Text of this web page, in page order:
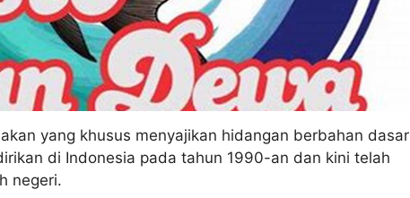
yang khusus menyajikan hidangan berbahan dasar
di Indonesia pada tahun 1990-an dan kini telah
negeri.